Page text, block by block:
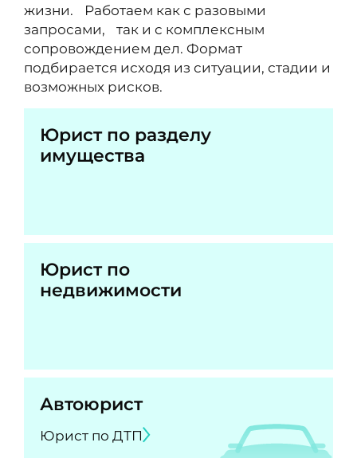
жизни. Работаем как с разовыми
запросами, так и с комплексным
сопровождением дел. Формат
подбирается исходя из ситуации, стадии и
возможных рисков.
Юрист по разделу
имущества
Юрист по
недвижимости
Автоюрист
Юрист по ДТП